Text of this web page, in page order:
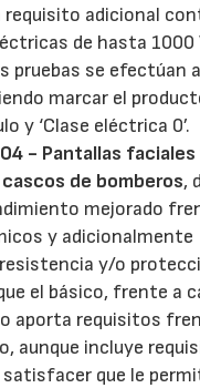
requisito adicional
de hasta 1000
pruebas se efectúan a
marcar el
y ‘Clase eléctrica 0’.
- Pantallas faciales
de bomberos,
mejorado
y adicionalmente
y/o
el básico, frente a
aporta requisitos
aunque incluye
satisfacer que le